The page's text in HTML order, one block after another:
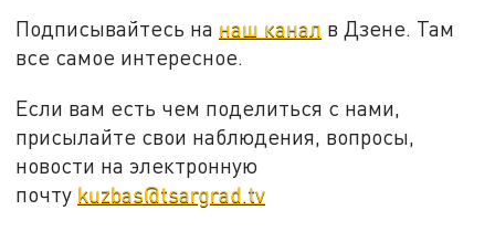
Подписывайтесь на наш канал в Дзене. Там
все самое интересное.
Если вам есть чем поделиться с нами,
присылайте свои наблюдения, вопросы,
новости на электронную
почту kuzbas@tsargrad.tv